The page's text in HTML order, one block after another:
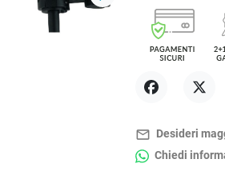
mail_outline Desideri
Chiedi